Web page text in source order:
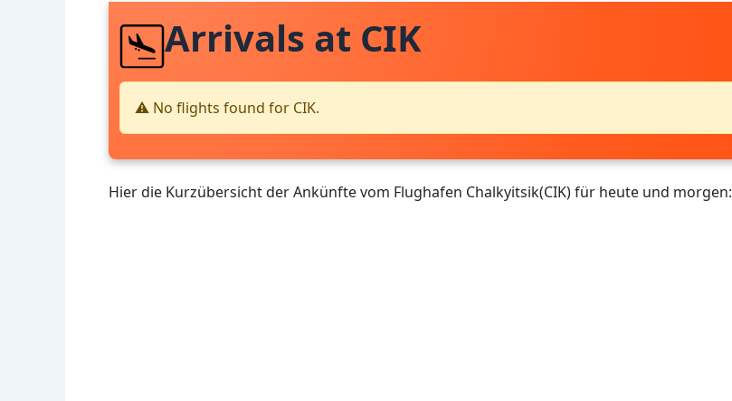
Arrivals at CIK
⚠️ No flights found for CIK.
Hier die Kurzübersicht der Ankünfte vom Flughafen Chalkyitsik(CIK) für heute und morgen: